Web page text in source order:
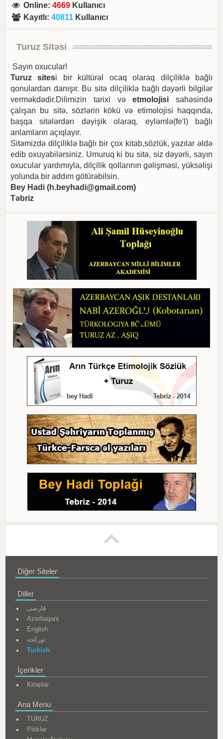
Online:4669 Kullanıcı
Kayıtlı:40811 Kullanıcı
Turuz Sitəsi
Sayın oxucular!
Turuz sitesi bir kültürəl ocaq olaraq dilçiliklə bağlı
qonulardan danışır. Bu sitə dilçiliklə bağlı dəyərli bilgilər
verməkdədir.Dilimizin tarixi vəetmolojisi sahəsində
çalışan bu sitə, sözlərin kökü və etimolojisi haqqında,
başqa sitələrdən dəyişik olaraq, eyləmlə(fe'l) bağlı
anlamların açıqlayır.
Sitəmizdə dilçiliklə bağlı bir çox kitab,sözlük, yazılar əldə
edib oxuyabilərsiniz. Umuruq ki bu sitə, siz dəyərli, sayın
oxucular yardımıyla, dilçilik qollarının gəlişməsi, yüksəlişi
yolunda bir addım götürəbilsin.
Bey Hadi (h.beyhadi@gmail.com)
Təbriz
Diğer Siteler
Diller
فارسی
Azerbaijani
English
تورکجه
Turkish
İçerikler
Kitaplar
Ana Menu
TURUZ
Pitiklər